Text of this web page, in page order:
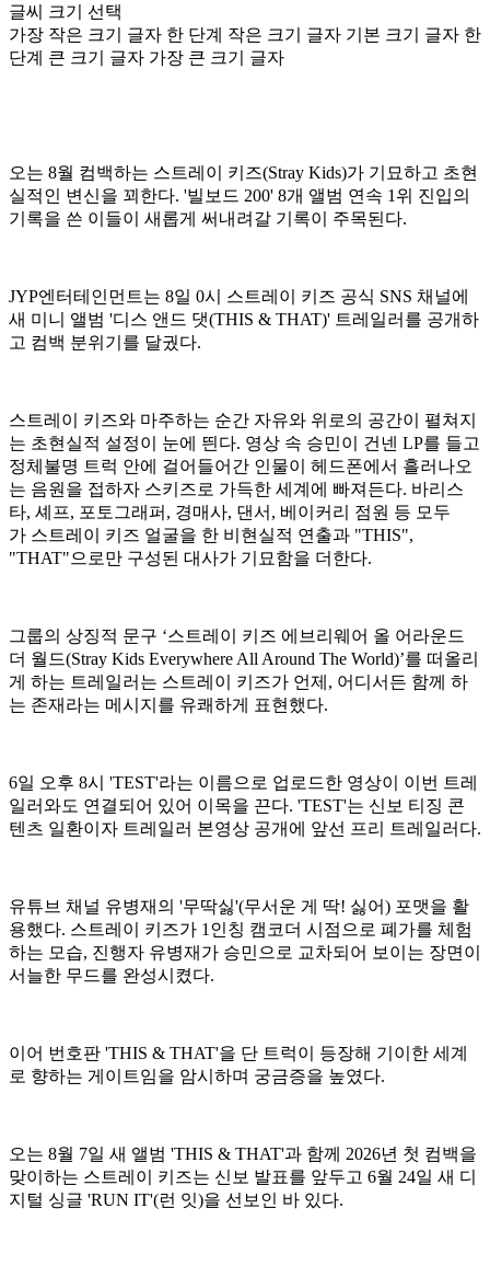
글씨 크기 선택
가장 작은 크기 글자 한 단계 작은 크기 글자 기본 크기 글자 한
단계 큰 크기 글자 가장 큰 크기 글자
오는 8월 컴백하는 스트레이 키즈(Stray Kids)가 기묘하고 초현
실적인 변신을 꾀한다. '빌보드 200' 8개 앨범 연속 1위 진입의
기록을 쓴 이들이 새롭게 써내려갈 기록이 주목된다.
JYP엔터테인먼트는 8일 0시 스트레이 키즈 공식 SNS 채널에
새 미니 앨범 '디스 앤드 댓(THIS & THAT)' 트레일러를 공개하
고 컴백 분위기를 달궜다.
스트레이 키즈와 마주하는 순간 자유와 위로의 공간이 펼쳐지
는 초현실적 설정이 눈에 띈다. 영상 속 승민이 건넨 LP를 들고
정체불명 트럭 안에 걸어들어간 인물이 헤드폰에서 흘러나오
는 음원을 접하자 스키즈로 가득한 세계에 빠져든다. 바리스
타, 셰프, 포토그래퍼, 경매사, 댄서, 베이커리 점원 등 모두
가 스트레이 키즈 얼굴을 한 비현실적 연출과 "THIS",
"THAT"으로만 구성된 대사가 기묘함을 더한다.
그룹의 상징적 문구 ‘스트레이 키즈 에브리웨어 올 어라운드
더 월드(Stray Kids Everywhere All Around The World)’를 떠올리
게 하는 트레일러는 스트레이 키즈가 언제, 어디서든 함께 하
는 존재라는 메시지를 유쾌하게 표현했다.
6일 오후 8시 'TEST'라는 이름으로 업로드한 영상이 이번 트레
일러와도 연결되어 있어 이목을 끈다. 'TEST'는 신보 티징 콘
텐츠 일환이자 트레일러 본영상 공개에 앞선 프리 트레일러다.
유튜브 채널 유병재의 '무딱싫'(무서운 게 딱! 싫어) 포맷을 활
용했다. 스트레이 키즈가 1인칭 캠코더 시점으로 폐가를 체험
하는 모습, 진행자 유병재가 승민으로 교차되어 보이는 장면이
서늘한 무드를 완성시켰다.
이어 번호판 'THIS & THAT'을 단 트럭이 등장해 기이한 세계
로 향하는 게이트임을 암시하며 궁금증을 높였다.
오는 8월 7일 새 앨범 'THIS & THAT'과 함께 2026년 첫 컴백을
맞이하는 스트레이 키즈는 신보 발표를 앞두고 6월 24일 새 디
지털 싱글 'RUN IT'(런 잇)을 선보인 바 있다.